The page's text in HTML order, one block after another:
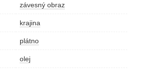
závesný obraz
krajina
plátno
olej